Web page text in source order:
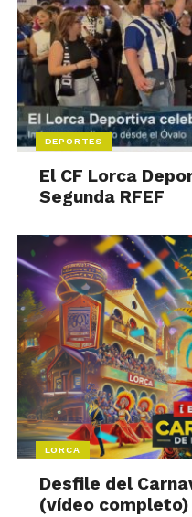
DEPORTES
El CF Lorca
Segunda RFEF
LORCA
Desfile del
(vídeo completo)